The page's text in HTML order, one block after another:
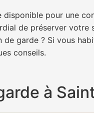
pour une
de préserver
garde ? Si vous
conseils.
à